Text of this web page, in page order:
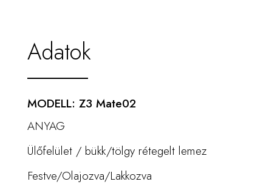
Adatok
MODELL: Z3 Mate02
ANYAG
Ülőfelület / bükk/tölgy rétegelt lemez
Festve/Olajozva/Lakkozva